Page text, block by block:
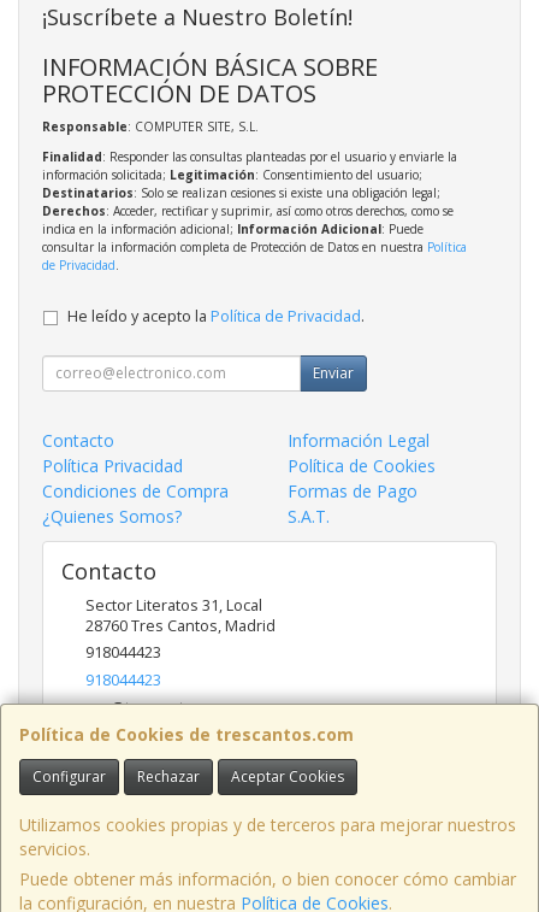
Política de Cookies de trescantos.com
Configurar Rechazar Aceptar Cookies
Utilizamos cookies propias y de terceros para mejorar nuestros
servicios.
Puede obtener más información, o bien conocer cómo cambiar
la configuración, en nuestra Política de Cookies.
¡Suscríbete a Nuestro Boletín!
INFORMACIÓN BÁSICA SOBRE
PROTECCIÓN DE DATOS
Responsable: COMPUTER SITE, S.L.
Finalidad: Responder las consultas planteadas por el usuario y enviarle la
información solicitada; Legitimación: Consentimiento del usuario;
Destinatarios: Solo se realizan cesiones si existe una obligación legal;
Derechos: Acceder, rectificar y suprimir, así como otros derechos, como se
indica en la información adicional; Información Adicional: Puede
consultar la información completa de Protección de Datos en nuestra Política
de Privacidad
He leído y acepto la Política de Privacidad.
Enviar
Contacto
Información Legal
Política Privacidad
Política de Cookies
Condiciones de Compra
Formas de Pago
¿Quienes Somos?
S.A.T.
Contacto
Sector Literatos 31, Local
28760Tres Cantos,Madrid
918044423
918044423
ncs@trescantos.com
Horario
Lunes a Viernes 9:30 a 14:00 - 15:30 a 19:00